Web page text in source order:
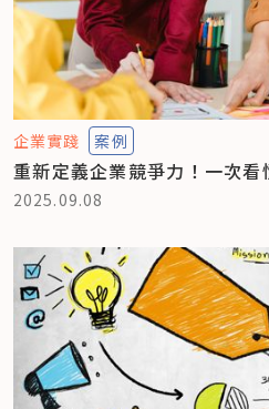
企業實踐 案例
重新定義企業競爭力！一次
2025.09.08